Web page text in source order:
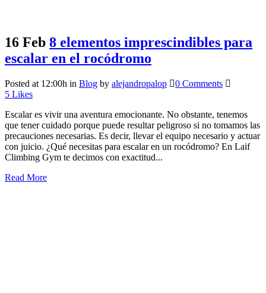
16 Feb 8 elementos imprescindibles para
escalar en el rocódromo
Posted at 12:00h in Blog by alejandropalop
0 Comments
5 Likes
Escalar es vivir una aventura emocionante. No obstante, tenemos
que tener cuidado porque puede resultar peligroso si no tomamos las
precauciones necesarias. Es decir, llevar el equipo necesario y actuar
con juicio. ¿Qué necesitas para escalar en un rocódromo? En Laif
Climbing Gym te decimos con exactitud...
Read More